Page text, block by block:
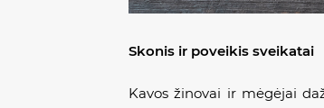
Skonis ir poveikis sveikatai
Kavos žinovai ir mėgėjai